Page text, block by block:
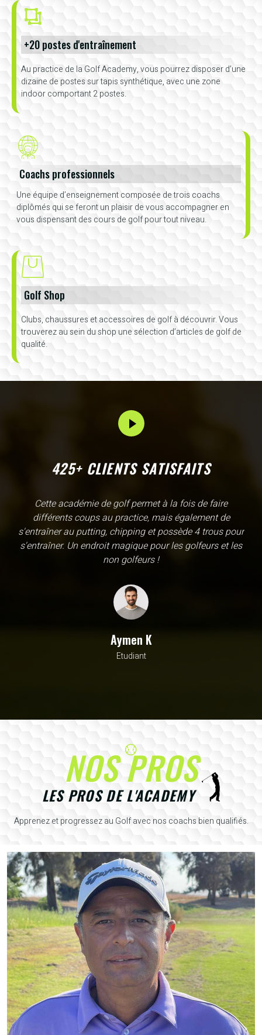
+20 postes d'entraînement
Au practice de la Golf Academy, vous pourrez disposer d’une
dizaine de postes sur tapis synthétique, avec une zone
indoor comportant 2 postes.
Coachs professionnels
Une équipe d’enseignement composée de trois coachs
diplômés qui se feront un plaisir de vous accompagner en
vous dispensant des cours de golf pour tout niveau.
Golf Shop
Clubs, chaussures et accessoires de golf à découvrir. Vous
trouverez au sein du shop une sélection d’articles de golf de
qualité.
425+ CLIENTS SATISFAITS
L'Academy de Gammarth comme son nom l'indique est
une école, en fait c'est un practice exceptionnel. il y a
évidemment un pratique classic sur tapis mais aussi
un sur herbe, des zones pour le chipping, les bumqers...
Vous y avez pensé, c'est à l'academy. Il n'y a pas assez
beauté de ce site
NOS PROS
LES PROS DE L'ACADEMY
Apprenez et progressez au Golf avec nos coachs bien qualifiés.